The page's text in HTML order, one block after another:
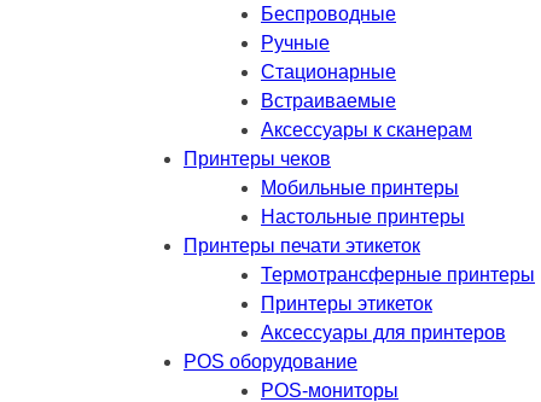
Беспроводные
Ручные
Стационарные
Встраиваемые
Аксессуары к сканерам
Принтеры чеков
Мобильные принтеры
Настольные принтеры
Принтеры печати этикеток
Термотрансферные принтеры
Принтеры этикеток
Аксессуары для принтеров
POS оборудование
POS-мониторы